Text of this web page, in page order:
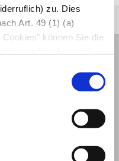
zu. Dies
Art. 49 (1) (a)
können Sie die